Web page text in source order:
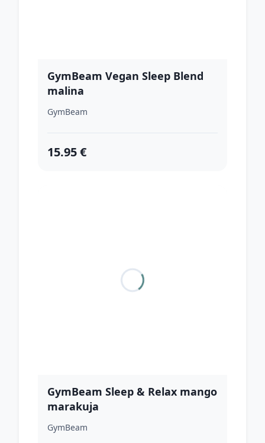
GymBeam Vegan Sleep Blend
malina
GymBeam
15.95 €
GymBeam Sleep & Relax mango
marakuja
GymBeam